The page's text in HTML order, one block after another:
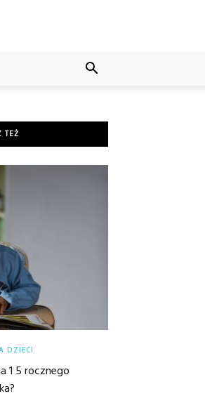
TEŻ
DZIECI
1 5 rocznego